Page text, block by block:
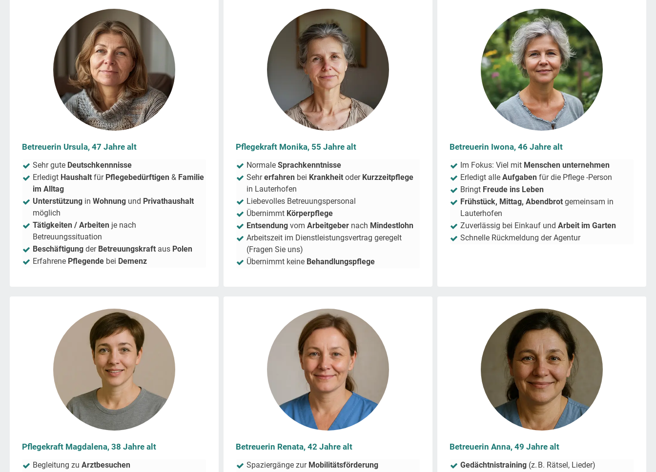
Betreuerin Ursula, 47 Jahre alt
Sehr gute Deutschkennnisse
Erledigt Haushalt für Pflegebedürftigen & Familie
im Alltag
Unterstützung in Wohnung und Privathaushalt
möglich
Tätigkeiten / Arbeiten je nach
Betreuungssituation
Beschäftigung der Betreuungskraft aus Polen
Erfahrene Pflegende bei Demenz
Pflegekraft Monika, 55 Jahre alt
Normale Sprachkenntnisse
Sehrerfahren bei Krankheit oder Kurzzeitpflege
in Lauterhofen
Liebevolles Betreuungspersonal
Übernimmt Körperpflege
Entsendung vom Arbeitgeber nach Mindestlohn
Arbeitszeit im Dienstleistungsvertrag geregelt
(Fragen Sie uns)
Übernimmt keine Behandlungspflege
Betreuerin Iwona, 46 Jahre alt
Im Fokus: Viel mit Menschen unternehmen
Erledigt alle Aufgaben für die Pflege -Person
Bringt Freude ins Leben
Frühstück, Mittag, Abendbrot gemeinsam in
Lauterhofen
Zuverlässig bei Einkauf und Arbeit im Garten
Schnelle Rückmeldung der Agentur
Pflegekraft Magdalena, 38 Jahre alt
Begleitung zu Arztbesuchen
Betreuerin Renata, 42 Jahre alt
Spaziergänge zur Mobilitätsförderung
Betreuerin Anna, 49 Jahre alt
Gedächtnistraining (z. B. Rätsel, Lieder)